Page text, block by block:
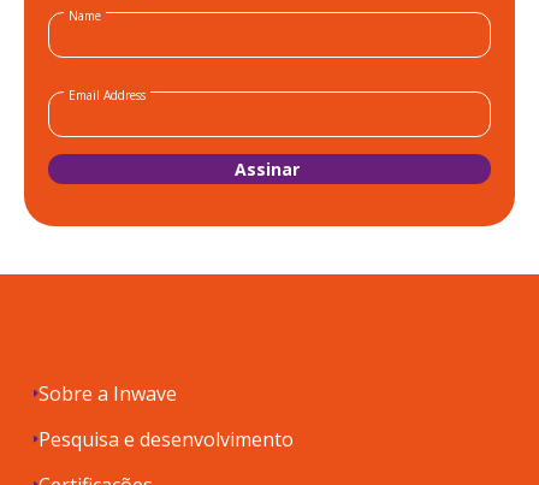
Name
Email Address
Sobre a Inwave
Pesquisa e desenvolvimento